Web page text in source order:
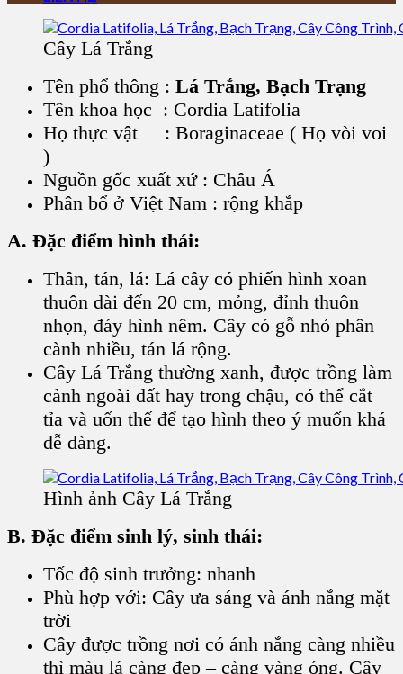
Cây Lá Trắng
Tên phổ thông : Lá Trắng, Bạch Trạng
Tên khoa học : Cordia Latifolia
Họ thực vật : Boraginaceae ( Họ vòi voi
)
Nguồn gốc xuất xứ : Châu Á
Phân bổ ở Việt Nam : rộng khắp
A. Đặc điểm hình thái:
Thân, tán, lá: Lá cây có phiến hình xoan
thuôn dài đến 20 cm, mỏng, đỉnh thuôn
nhọn, đáy hình nêm. Cây có gỗ nhỏ phân
cành nhiều, tán lá rộng.
Cây Lá Trắng thường xanh, được trồng làm
cảnh ngoài đất hay trong chậu, có thể cắt
tỉa và uốn thế để tạo hình theo ý muốn khá
dễ dàng.
Hình ảnh Cây Lá Trắng
B. Đặc điểm sinh lý, sinh thái:
Tốc độ sinh trưởng: nhanh
Phù hợp với: Cây ưa sáng và ánh nắng mặt
trời
Cây được trồng nơi có ánh nắng càng nhiều
thì màu lá càng đẹp – càng vàng óng. Cây